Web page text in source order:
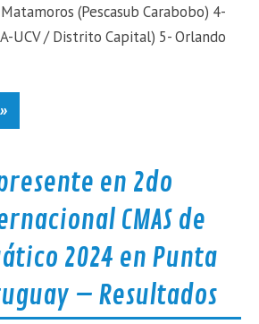
(Pescasub Carabobo) 4-
UCV / Distrito Capital) 5- Orlando
en 2do
CMAS de
2024 en Punta
– Resultados